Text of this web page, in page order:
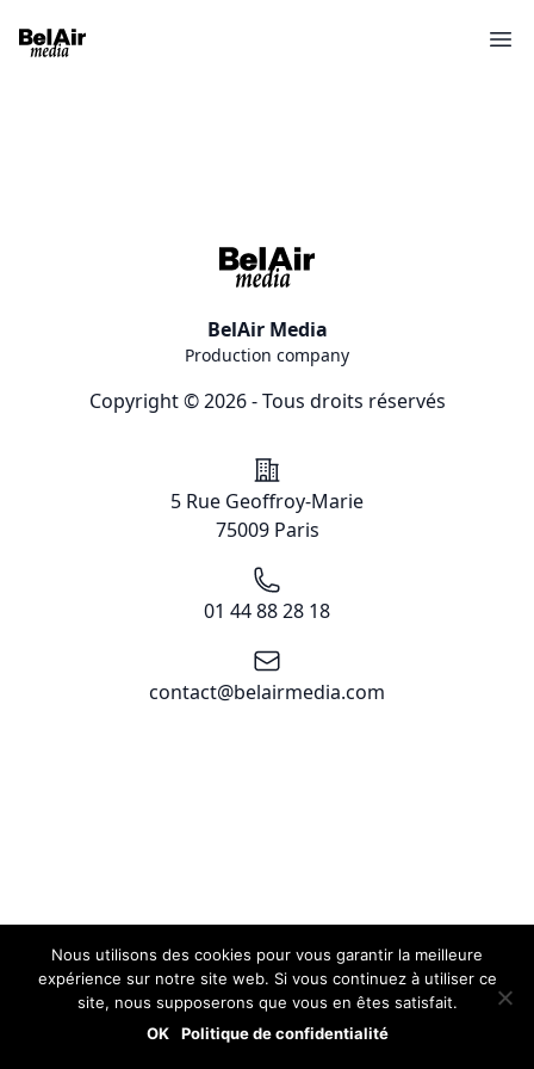
BelAir Media
Production company
Copyright © 2026 - Tous droits réservés
Addresse
5 Rue Geoffroy-Marie
75009 Paris
Téléphone
01 44 88 28 18
Email
contact@belairmedia.com
Nous utilisons des cookies pour vous garantir la meilleure
expérience sur notre site web. Si vous continuez à utiliser ce
site, nous supposerons que vous en êtes satisfait.
OK
Politique de confidentialité